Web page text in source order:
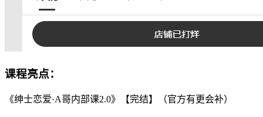
课程亮点：
《绅士恋爱·A哥内部课2.0》【完结】（官方有更会补）